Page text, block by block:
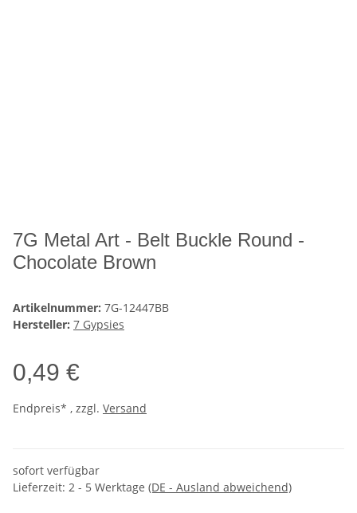
7G Metal Art - Belt Buckle Round -
Chocolate Brown
Artikelnummer: 7G-12447BB
Hersteller: 7 Gypsies
0,49 €
Endpreis* , zzgl. Versand
sofort verfügbar
Lieferzeit: 2 - 5 Werktage (DE - Ausland abweichend)